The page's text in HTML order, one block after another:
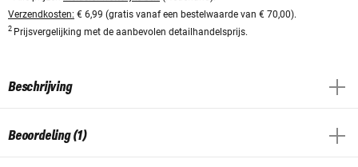
Verzendkosten: € 6,99 (gratis vanaf een bestelwaarde van € 70,00).
2 Prijsvergelijking met de aanbevolen detailhandelsprijs.
Beschrijving
Beoordeling (1)